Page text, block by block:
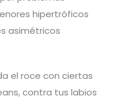
hipertróficos
asimétricos
el roce con ciertas
contra tus labios